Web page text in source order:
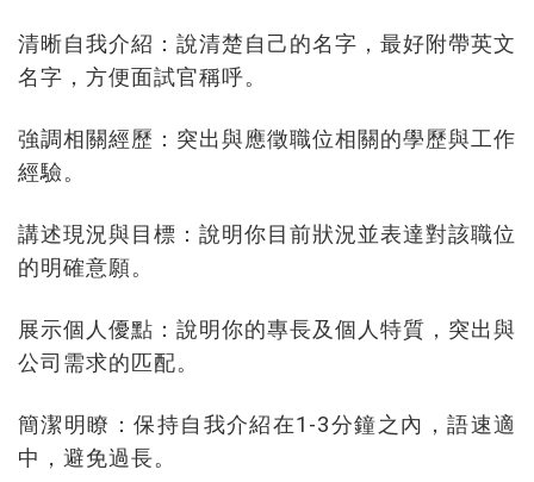
清晰自我介紹：說清楚自己的名字，最好附帶英文
名字，方便面試官稱呼。
強調相關經歷：突出與應徵職位相關的學歷與工作
經驗。
講述現況與目標：說明你目前狀況並表達對該職位
的明確意願。
展示個人優點：說明你的專長及個人特質，突出與
公司需求的匹配。
簡潔明瞭：保持自我介紹在1-3分鐘之內，語速適
中，避免過長。